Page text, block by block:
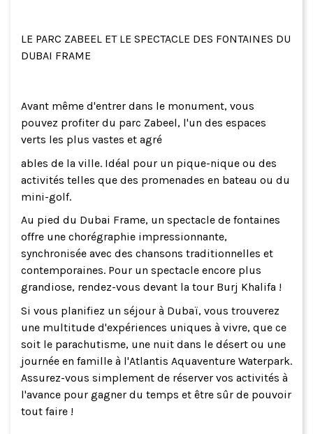
LE PARC ZABEEL ET LE SPECTACLE DES FONTAINES DU
DUBAI FRAME
Avant même d'entrer dans le monument, vous
pouvez profiter du parc Zabeel, l'un des espaces
verts les plus vastes et agré
ables de la ville. Idéal pour un pique-nique ou des
activités telles que des promenades en bateau ou du
mini-golf.
Au pied du Dubai Frame, un spectacle de fontaines
offre une chorégraphie impressionnante,
synchronisée avec des chansons traditionnelles et
contemporaines. Pour un spectacle encore plus
grandiose, rendez-vous devant la tour Burj Khalifa !
Si vous planifiez un séjour à Dubaï, vous trouverez
une multitude d'expériences uniques à vivre, que ce
soit le parachutisme, une nuit dans le désert ou une
journée en famille à l'Atlantis Aquaventure Waterpark.
Assurez-vous simplement de réserver vos activités à
l'avance pour gagner du temps et être sûr de pouvoir
tout faire !